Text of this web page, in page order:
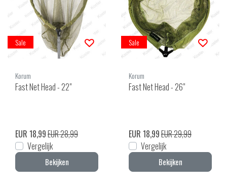
Sale
Korum
Fast Net Head - 22"
EUR 18,99EUR 28,99
Vergelijk
Bekijken
Sale
Korum
Fast Net Head - 26"
EUR 18,99EUR 29,99
Vergelijk
Bekijken